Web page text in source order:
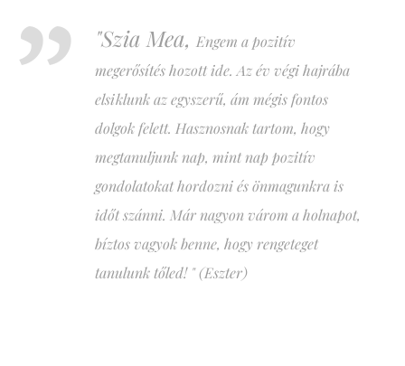
"Szia Mea, Engem a pozitív
megerősítés hozott ide. Az év végi hajrába
elsiklunk az egyszerű, ám mégis fontos
dolgok felett. Hasznosnak tartom, hogy
megtanuljunk nap, mint nap pozitív
gondolatokat hordozni és önmagunkra is
időt szánni. Már nagyon várom a holnapot,
bíztos vagyok benne, hogy rengeteget
tanulunk tőled! " (Eszter)